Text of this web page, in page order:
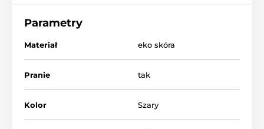
dla starszych, schrowanych zwierząt. Gwarantuje
zdrowszy sen i lepszą regenerację. Pokrowiec na
zamku błyskawicznym, ułatwiający czyszczenie
legowiska. Legowisko uszyte z eko-skóry.
Parametry
Materiał eko skóra
Pranie tak
Kolor Szary